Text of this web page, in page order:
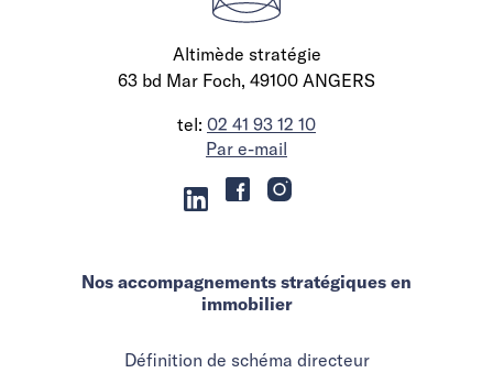
Altimède stratégie
63 bd Mar Foch, 49100 ANGERS
tel: 02 41 93 12 10
Par e-mail
Nos accompagnements stratégiques en
immobilier
Définition de schéma directeur